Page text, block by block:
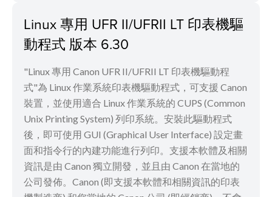
Linux 專用 UFR II/UFRII LT 印表機驅
動程式 版本 6.30
"Linux 專用 Canon UFR II/UFRII LT 印表機驅動程
式"為 Linux 作業系統印表機驅動程式，可支援 Canon
裝置，並使用適合 Linux 作業系統的 CUPS (Common
Unix Printing System) 列印系統。安裝此驅動程式
後，即可使用 GUI (Graphical User Interface) 設定畫
面和指令行的內建功能進行列印。支援本軟體及相關
資訊是由 Canon 獨立開發，並且由 Canon 在當地的
公司發佈。Canon (即支援本軟體和相關資訊的印表